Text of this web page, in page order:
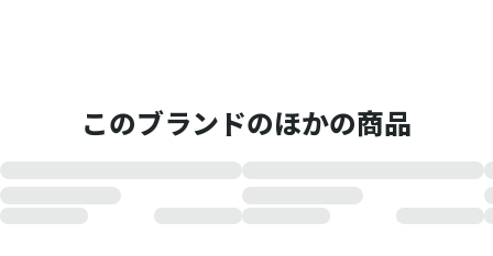
このブランドのほかの商品